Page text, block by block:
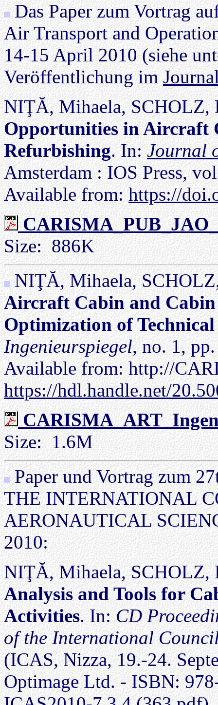
Das Paper zum Vortrag
Air Transport and
14-15 April 2010 (siehe
Veröffentlichung im
NIŢĂ, Mihaela, SCHOLZ,
Opportunities in Aircraft
Refurbishing. In:Journal
Amsterdam : IOS Press,
Available from:https://
Size: 886K
NIŢĂ, Mihaela,
Aircraft Cabin and
Optimization of Technical
Ingenieurspiegel, no. 1,
Available from: http://
https://hdl.handle.net/
Size: 1.6M
Paper und Vortrag zum
THE INTERNATIONAL
AERONAUTICAL
2010:
NIŢĂ, Mihaela, SCHOLZ,
Analysis and Tools for
Activities. In:CD
of the International
(ICAS, Nizza, 19.-24.
Optimage Ltd. - ISBN: